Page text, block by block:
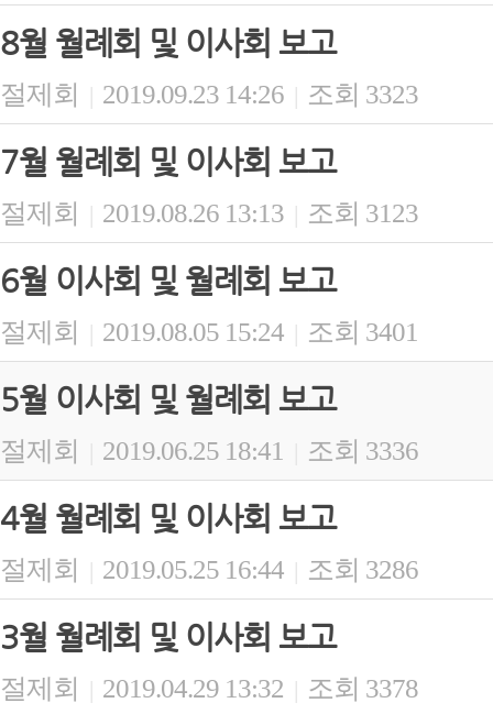
8월 월례회 및 이사회 보고
절제회 | 2019.09.23 14:26 | 조회 3323
7월 월례회 및 이사회 보고
절제회 | 2019.08.26 13:13 | 조회 3123
6월 이사회 및 월례회 보고
절제회 | 2019.08.05 15:24 | 조회 3401
5월 이사회 및 월례회 보고
절제회 2019.06.25 18:41 조회 3336
4월 월례회 및 이사회 보고
절제회 | 2019.05.25 16:44 | 조회 3286
3월 월례회 및 이사회 보고
절제회 | 2019.04.29 13:32 | 조회 3378